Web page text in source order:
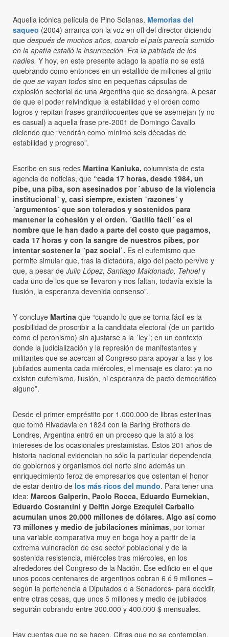
Aquella icónica película de Pino Solanas, Memorias del
saqueo (2004) arranca con la voz en off del director diciendo
que después de muchos años, cuando el país parecía sumido
en la apatía estalló la insurrección. Era la patriada de los
nadies. Y hoy, en este presente aciago la apatía no se está
quebrando como entonces en un estallido de millones al grito
de que se vayan todos sino en pequeñas cápsulas de
explosión sectorial de una Argentina que se desangra. A pesar
de que el poder reivindique la estabilidad y el orden como
logros y repitan frases grandilocuentes que se asemejan (y no
es casual) a aquella frase pre-2001 de Domingo Cavallo
diciendo que “vendrán como mínimo seis décadas de
estabilidad y progreso”.
Escribe en sus redes Martina Kaniuka, columnista de esta
agencia de noticias, que “cada 17 horas, desde 1984, un
pibe, una piba, son asesinados por `abuso de la violencia
institucional´ y, casi siempre, existen ´razones´ y
´argumentos´ que son tolerados y sostenidos para
mantener la cohesión y el orden. ´Gatillo fácil´ es el
nombre que le han dado a parte del costo que pagamos,
cada 17 horas y con la sangre de nuestros pibes, por
intentar sostener la ´paz social`. Es el eufemismo que
permite simular que, tras la dictadura, algo del pacto pervive y
que, a pesar de Julio López, Santiago Maldonado, Tehuely
cada uno de los que se llevaron y nos faltan, todavía existe la
ilusión, la esperanza devenida consenso”.
Y concluye Martina que “cuando lo que se torna fácil es la
posibilidad de proscribir a la candidata electoral (de un partido
como el peronismo) sin ajustarse a la ´ley´; en un contexto
donde la judicialización y la represión de manifestantes y
militantes que se acercan al Congreso para apoyar a las y los
jubilados aumenta cada miércoles, el mensaje es claro: ya no
existen eufemismo, ilusión, ni esperanza de pacto democrático
alguno”.
Desde el primer empréstito por 1.000.000 de libras esterlinas
que tomó Rivadavia en 1824 con la Baring Brothers de
Londres, Argentina entró en un proceso que la ató a los
intereses de los ocasionales prestamistas. Estos 201 años de
historia nacional evidencian no sólo la particular dependencia
de gobiernos y organismos del norte sino además un
enriquecimiento feroz de empresarios que ostentan el honor
de estar dentro de los más ricos del mundo. Para tener una
idea: Marcos Galperin, Paolo Rocca, Eduardo Eurnekian,
Eduardo Costantini y Delfín Jorge Ezequiel Carballo
acumulan unos 20.000 millones de dólares. Algo así como
73 millones y medio de jubilaciones mínimas, por tomar
una variable comparativa muy en boga hoy a partir de la
extrema vulneración de ese sector poblacional y de la
sostenida resistencia, miércoles tras miércoles, en los
alrededores del Congreso de la Nación. Ese edificio en el que
unos pocos centenares de argentinos cobran 6 ó 9 millones –
según la pertenencia a Diputados o a Senadores- para decidir,
entre otras cosas, que unos 5 millones y medio de jubilados
seguirán cobrando entre 300.000 y 400.000 $ mensuales.
Hay cuentas que no se hacen. Cifras que no se contemplan.